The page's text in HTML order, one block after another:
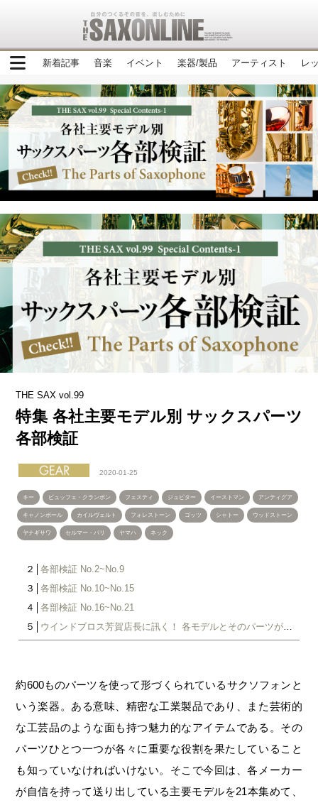
新着記事 音楽 イベント 楽器/製品 アーティスト レ
THE SAX vol.99
特集 各社主要モデル別 サックスパーツ
各部検証
2020-01-25
キー ビュッフェ・クランポン フェスティ ジュピター イーストマン アンティグア
キャノンボール カイルヴェルト フォレストーン ゴッツ シャトー ウッドストーン
ヤナギサワ セルマー・パリ ヤマハ ネック
２│ 各部検証 No.2~No.9
３│ 各部検証 No.10~No.15
４│ 各部検証 No.16~No.21
５│ ウインドブロス芳賀店長に訊く！ 各モデルとそのパーツが持つ特色
約600ものパーツを使って形づくられているサクソフォンと
いう楽器。ある意味、精密な工業製品であり、また芸術的
な工芸品のような面も持つ魅力的なアイテムである。その
パーツひとつ一つが各々に重要な役割を果たしていること
も知っていなければいけない。そこで今回は、各メーカー
が自信を持って送り出している主要モデルを21本集めて、